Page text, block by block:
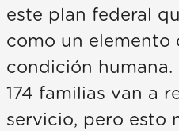
este plan federal
como un elemento
condición humana.
174 familias van a
servicio, pero esto